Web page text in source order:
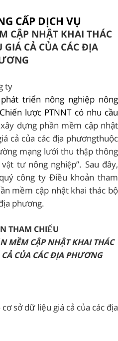
CẤP DỊCH VỤ
CẬP NHẬT KHAI THÁC
GIÁ CẢ CỦA CÁC ĐỊA
ty
triển nông nghiệp nông
lược PTNNT có nhu cầu
dựng phần mềm cập nhật
cả của các địa phươngthuộc
mạng lưới thu thập thông
tư nông nghiệp”. Sau đây,
công ty Điều khoản tham
mềm cập nhật khai thác bộ
phương.
THAM CHIẾU
MỀM CẬP NHẬT KHAI THÁC
CỦA CÁC ĐỊA PHƯƠNG
sở dữ liệu giá cả của các địa